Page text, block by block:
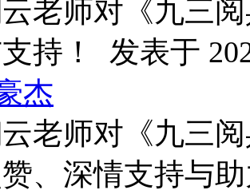
老师对《九三
持！ 发表于
杰
老师对《九三
、深情支持与